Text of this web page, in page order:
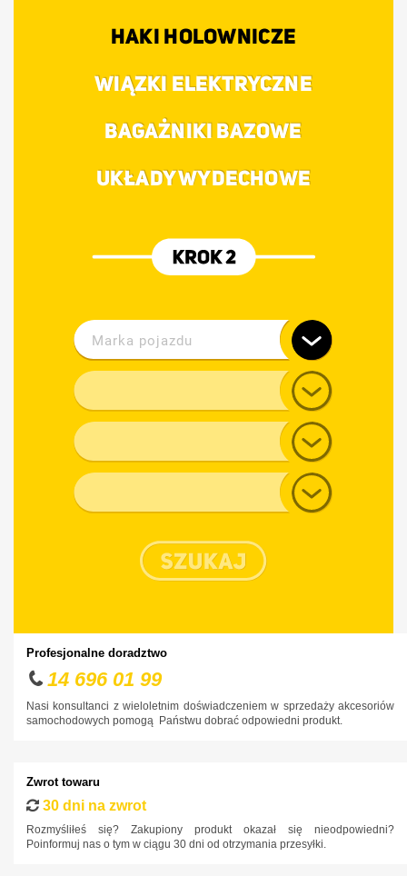
HAKI HOLOWNICZE
WIĄZKI ELEKTRYCZNE
BAGAŻNIKI BAZOWE
UKŁADY WYDECHOWE
Marka pojazdu
Audi
Chevrolet
Dodge
DS
Fiat
Hyundai
Isuzu
Profesjonalne doradztwo
14 696 01 99
Nasi konsultanci z wieloletnim doświadczeniem w sprzedaży akcesoriów
samochodowych pomogą Państwu dobrać odpowiedni produkt.
Zwrot towaru
30 dni na zwrot
Rozmyśliłeś się? Zakupiony produkt okazał się nieodpowiedni?
Poinformuj nas o tym w ciągu 30 dni od otrzymania przesyłki.